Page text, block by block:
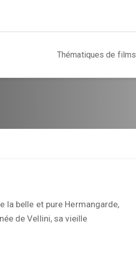
Thématiques de films
la belle et pure Hermangarde,
de Vellini, sa vieille